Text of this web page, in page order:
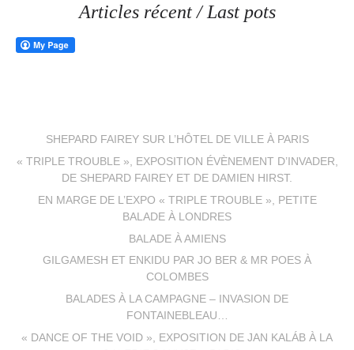
Articles récent / Last pots
SHEPARD FAIREY SUR L’HÔTEL DE VILLE À PARIS
« TRIPLE TROUBLE », EXPOSITION ÉVÈNEMENT D’INVADER,
DE SHEPARD FAIREY ET DE DAMIEN HIRST.
EN MARGE DE L’EXPO « TRIPLE TROUBLE », PETITE
BALADE À LONDRES
BALADE À AMIENS
GILGAMESH ET ENKIDU PAR JO BER & MR POES À
COLOMBES
BALADES À LA CAMPAGNE – INVASION DE
FONTAINEBLEAU…
« DANCE OF THE VOID », EXPOSITION DE JAN KALÁB À LA